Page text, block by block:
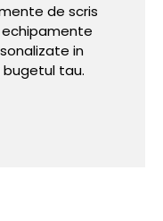
de scris
in
tau.